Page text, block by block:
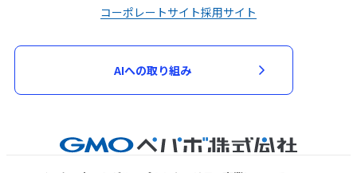
コーポレートサイト採用サイト
AIへの取り組み